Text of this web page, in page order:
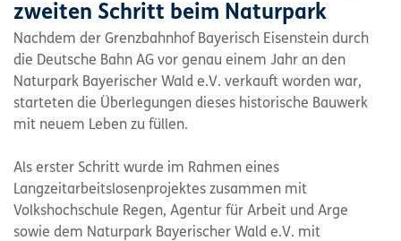
zweiten Schritt beim Naturpark
Nachdem der Grenzbahnhof Bayerisch Eisenstein durch
die Deutsche Bahn AG vor genau einem Jahr an den
Naturpark Bayerischer Wald e.V. verkauft worden war,
starteten die Überlegungen dieses historische Bauwerk
mit neuem Leben zu füllen.
Als erster Schritt wurde im Rahmen eines
Langzeitarbeitslosenprojektes zusammen mit
Volkshochschule Regen, Agentur für Arbeit und Arge
sowie dem Naturpark Bayerischer Wald e.V. mit